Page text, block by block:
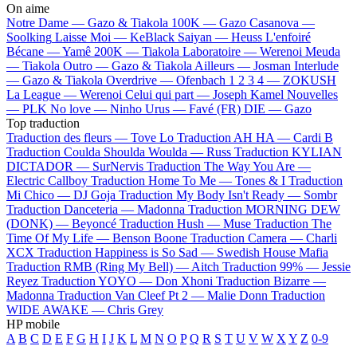
On aime
Notre Dame — Gazo & Tiakola 100K — Gazo Casanova —
Soolking Laisse Moi — KeBlack Saiyan — Heuss L'enfoiré
Bécane —Yamê 200K — Tiakola Laboratoire — Werenoi Meuda
— Tiakola Outro — Gazo & Tiakola Ailleurs — Josman Interlude
— Gazo & Tiakola Overdrive — Ofenbach 1 2 3 4 — ZOKUSH
La League — Werenoi Celui qui part — Joseph Kamel Nouvelles
— PLK No love — Ninho Urus — Favé (FR) DIE — Gazo
Top traduction
Traduction des fleurs — Tove Lo Traduction AH HA — Cardi B
Traduction Coulda Shoulda Woulda — Russ Traduction KYLIAN
DICTADOR — SurNervis Traduction The Way You Are —
Electric Callboy Traduction Home To Me — Tones & I Traduction
Mi Chico — DJ Goja Traduction My Body Isn't Ready — Sombr
Traduction Danceteria — Madonna Traduction MORNING DEW
(DONK) — Beyoncé Traduction Hush — Muse Traduction The
Time Of My Life — Benson Boone Traduction Camera — Charli
XCX Traduction Happiness is So Sad — Swedish House Mafia
Traduction RMB (Ring My Bell) — Aitch Traduction 99% — Jessie
Reyez Traduction YOYO — Don Xhoni Traduction Bizarre —
Madonna Traduction Van Cleef Pt 2 — Malie Donn Traduction
WIDE AWAKE — Chris Grey
HP mobile
A B C D E F G H I J K L M N O P Q R S T U V W X Y Z 0-9